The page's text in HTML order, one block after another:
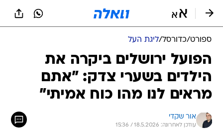
ספורט/כדורסל/ליגת העל
הפועל ירושלים ביקרה את
הילדים בשערי צדק: "אתם
מראים לנו מהו כוח אמיתי"
אור שקדי
עודכן לאחרונה: 18.5.2026 / 15:36